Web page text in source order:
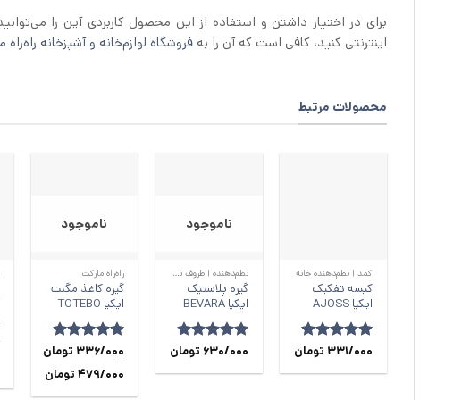
برای در اختیار داشتن و استفاده از این محصول کاربردی آین را
اینترنتی کنید، کافی است که آن را به فروشگاه لوازم‌خانه و آشپزخانه راه‌راه
محصولات مرتبط
کمد | نظم‌دهنده خانه
کیسه تفکیک
ایکیا AJOSS
امتیاز5 از 331/000 تومان
ناموجود
نظم‌دهنده | ظروف نگهدارنده آشپزخانه
گیره پلاستیک
ایکیا BEVARA
امتیاز4.8630/000 تومان
ناموجود
راه‌راه مارکت
گیره کاغذ مگنت
ایکیا TOTEBO
امتیاز4.89
از 5
336/000 تومان
–
479/000 تومان